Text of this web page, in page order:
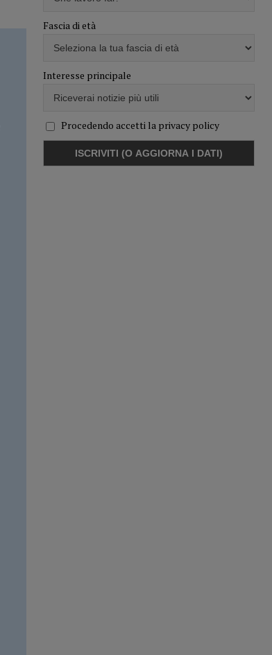
Fascia di età
Interesse principale
Procedendo accetti la privacy policy